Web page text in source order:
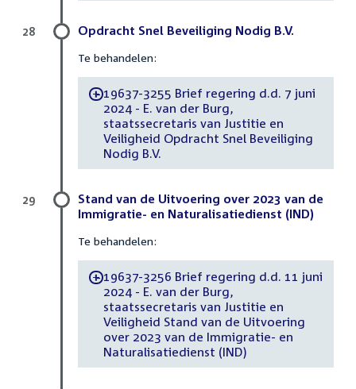
Opdracht Snel Beveiliging Nodig B.V.
Te behandelen:
-19637-3255 Brief regering d.d. 7 juni
2024 - E. van der Burg,
staatssecretaris van Justitie en
Veiligheid Opdracht Snel Beveiliging
Nodig B.V.
28
Stand van de Uitvoering over 2023 van de
Immigratie- en Naturalisatiedienst (IND)
Te behandelen:
-19637-3256 Brief regering d.d. 11 juni
2024 - E. van der Burg,
staatssecretaris van Justitie en
Veiligheid Stand van de Uitvoering
over 2023 van de Immigratie- en
Naturalisatiedienst (IND)
29